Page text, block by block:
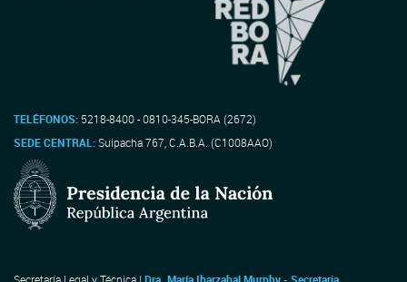
TELÉFONOS: 5218-8400 - 0810-345-BORA (2672)
SEDE CENTRAL:Suipacha 767, C.A.B.A. (C1008AAO)